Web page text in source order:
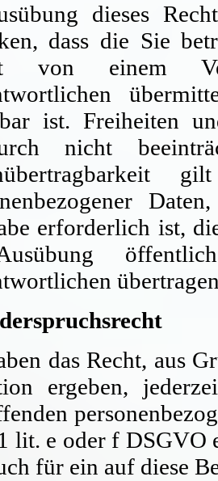
dieses
dass die Sie
von einem
ist. Freiheiten
nicht
erforderlich ist,
das Recht, aus
ergeben,
lit. e oder f DSGVO
für ein auf diese